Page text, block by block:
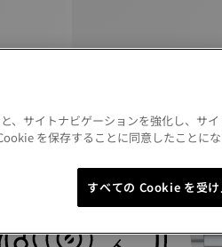
、サイトナビゲーションを強化し、サ
を保存することに同意したことにな
すべての Cookie を受け